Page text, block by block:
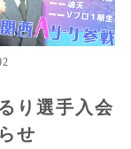
り選手入会
せ